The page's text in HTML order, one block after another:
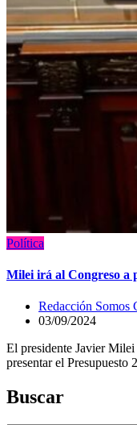
Política
Milei irá al Congreso a
Redacción Somos
03/09/2024
El presidente Javier
presentar el Presupuesto
Buscar